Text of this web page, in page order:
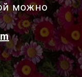
можно